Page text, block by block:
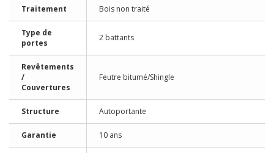
Traitement Bois non traité
Type de
portes
2 battants
Revêtements
/
Couvertures
Feutre bitumé/Shingle
Structure Autoportante
Garantie 10 ans